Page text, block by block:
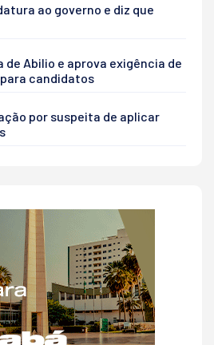
ao governo e diz que
Abilio e aprova exigência de
candidatos
por suspeita de aplicar